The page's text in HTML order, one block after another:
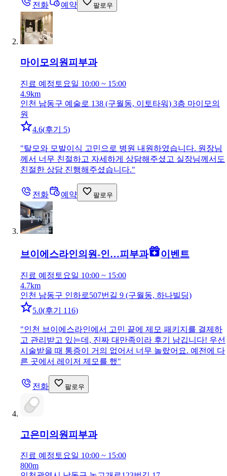
전화 예약 팔로우
마이모의원 피부과
진료 예정 토요일 10:00 ~ 15:00
4.9km
인천 남동구 예술로 138 (구월동, 이토타워) 3층 마이모의
원
4.6(후기 5)
"탈모와 모발이식 고민으로 병원 내원하였습니다. 원장님
께서 너무 친절하고 자세하게 상담해주셨고 실장님께서도
친절한 상담 진행해주셨습니다."
전화 예약 팔로우
브이에스라인의원-인…피부과 이벤트
진료 예정 토요일 10:00 ~ 15:00
4.7km
인천 남동구 인하로507번길 9 (구월동, 하나빌딩)
5.0(후기 116)
"인천 브이에스라인에서 고민 끝에 제모 패키지를 결제하
고 관리받고 있는데, 진짜 대만족이라 후기 남깁니다! 우선
시술받을 때 통증이 거의 없어서 너무 놀랐어요. 예전에 다
른 곳에서 레이저 제모를 했"
전화 팔로우
고은미의원 피부과
진료 예정토요일 10:00 ~ 15:00
800m